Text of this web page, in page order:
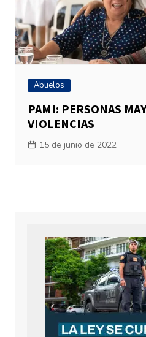
Abuelos
PAMI: PERSONAS
VIOLENCIAS
15 de junio de 2022